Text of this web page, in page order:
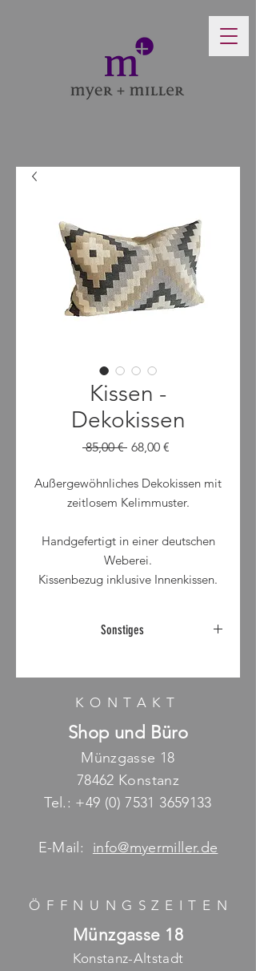
Kissen -
Dekokissen
85,00 € Standardpreis
68,00 €
Außergewöhnliches Dekokissen mit
zeitlosem Kelimmuster.
Handgefertigt in einer deutschen
Weberei.
Kissenbezug inklusive Innenkissen.
60 x 40 cm
Polyester, 48% Polyacryl
Innenkissen: 100% Entenfedern
Sonstiges
Lieferung auf Anfrage möglich.
KONTAKT
Shop und Büro
Münzgasse 18
78462 Konstanz
Tel.: +49 (0) 7531 3659133
E-Mail: info@myermiller.de
ÖFFNUNGSZEITE N
Münzgasse 18
Konstanz-Altstadt